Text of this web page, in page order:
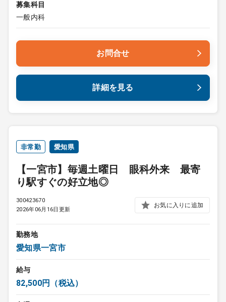
募集科目
一般内科
お問合せ
詳細を見る
非常勤 愛知県
【一宮市】毎週土曜日 眼科外来 最寄
り駅すぐの好立地◎
300423670
2026年06月16日更新
お気に入りに追加
勤務地
愛知県一宮市
給与
82,500円（税込）